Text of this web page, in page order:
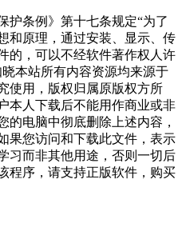
护条例》第十七条规定“为了
和原理，通过安装、显示、传
的，可以不经软件著作权人许
本站所有内容资源均来源于
使用，版权归属原版权方所
本人下载后不能用作商业或非
的电脑中彻底删除上述内容，
果您访问和下载此文件，表示
习而非其他用途，否则一切后
程序，请支持正版软件，购买